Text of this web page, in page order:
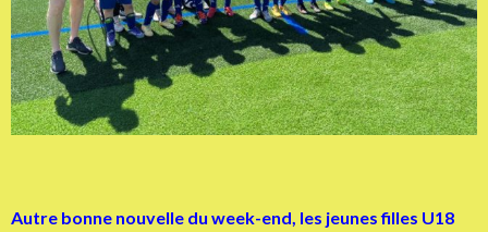
Autre bonne nouvelle du week-end, les jeunes filles U18